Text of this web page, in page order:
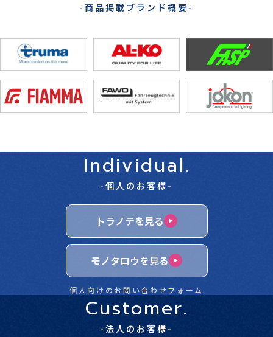
-商品掲載ブランド概要-
Individual.
-個人のお客様-
トラノテを見る
モノタロウを見る
個人向けのお問い合わせフォーム
Customer.
-法人のお客様-